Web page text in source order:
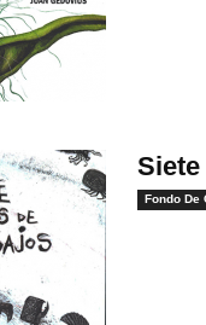
Fondo De